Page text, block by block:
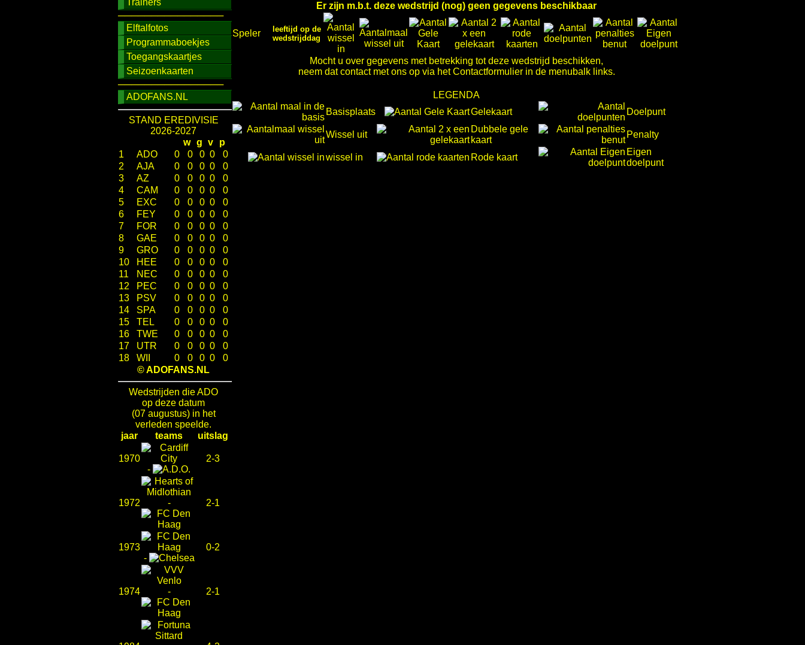
Trainers
────────────────
Elftalfotos
Programmaboekjes
Toegangskaartjes
Seizoenkaarten
────────────────
ADOFANS.NL
STAND EREDIVISIE
2026-2027
w g v
p
1
ADO 0 0 0 0
0
2
AJA 0 0 0 0
0
3
AZ 0 0 0 0
0
4
CAM 0 0 0 0
0
5
EXC 0 0 0 0
0
6
FEY 0 0 0 0
0
7
FOR 0 0 0 0
0
8
GAE 0 0 0 0
0
9
GRO 0 0 0 0
0
10
HEE 0 0 0 0
0
11
NEC 0 0 0 0
0
12
PEC 0 0 0 0
0
13
PSV 0 0 0 0
0
14
SPA 0 0 0 0
0
15
TEL 0 0 0 0
0
16
TWE 0 0 0 0
0
17
UTR 0 0 0 0
0
18
WII 0 0 0 0
0
© ADOFANS.NL
Wedstrijden die ADO
op deze datum
(07 augustus) in het
verleden speelde.
jaar
teams uitslag
1970
-
2-3
1972 - 2-1
1973
-
0-2
1974 - 2-1
Er zijn m.b.t. deze wedstrijd (nog) geen gegevens beschikbaar
Speler
leeftijd op de
wedstrijddag
Mocht u over gegevens met betrekking tot deze wedstrijd beschikken,
neem dat contact met ons op via het Contactformulier in de menubalk links.
LEGENDA
Basisplaats
Gelekaart Doelpunt
Wissel uit
Dubbele gele
kaart
Penalty
wissel in Rode kaart
Eigen
doelpunt